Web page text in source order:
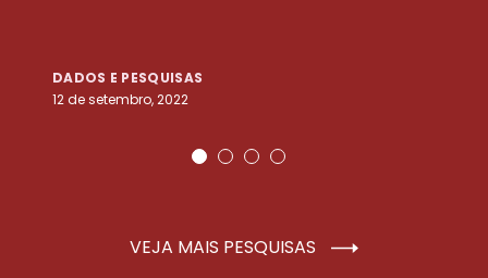
DADOS E PESQUISAS
12 de setembro, 2022
VEJA MAIS PESQUISAS